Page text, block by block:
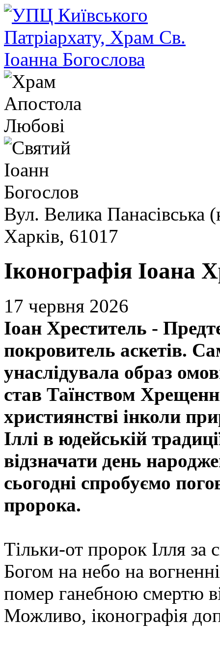
Вул. Велика Панасівська
Харків, 61017
Іконографія Іоана
17 червня 2026
Іоан Хреститель -
покровитель аскетів.
унаслідувала образ
став Таїнством
християнстві інколи
Іллі в юдейській
відзначати день
сьогодні спробуємо
пророка.
Тільки-от пророк Ілля за
Богом на небо на
помер ганебною смертю
Можливо, іконографія